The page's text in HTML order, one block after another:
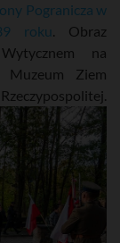
Pogranicza w
roku. Obraz
na
Muzeum Ziem